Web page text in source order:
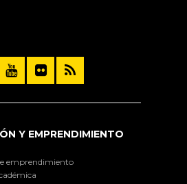
Y EMPRENDIMIENTO
emprendimiento